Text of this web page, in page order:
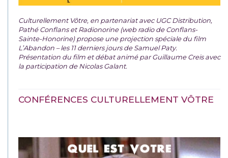
Culturellement Vôtre, en partenariat avec UGC Distribution,
Pathé Conflans et Radionorine (web radio de Conflans-
Sainte-Honorine) propose une projection spéciale du film
L’Abandon – les 11 derniers jours de Samuel Paty.
Présentation du film et débat animé par Guillaume Creis avec
la participation de Nicolas Galant.
CONFÉRENCES CULTURELLEMENT VÔTRE